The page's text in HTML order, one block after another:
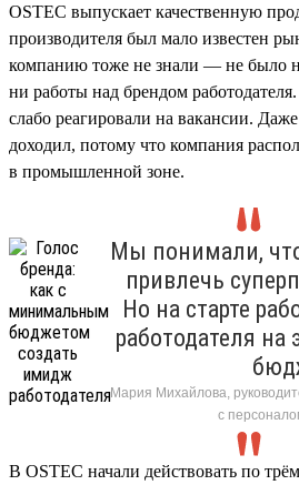
OSTEC выпускает качественную
производителя был мало известен
компанию тоже не знали — не было
ни работы над брендом
слабо реагировали на вакансии.
доходил, потому что компания
в промышленной зоне.
Мы понимали,
привлечь
Но на старте
работодателя на
Мария Михайлова,
с
В OSTEC начали действовать по